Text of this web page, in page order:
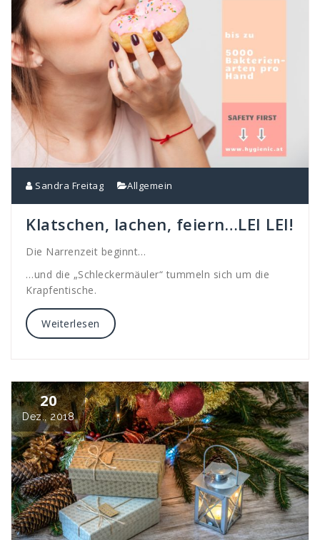
Sandra Freitag Allgemein
Klatschen, lachen, feiern…LEI LEI!
Die Narrenzeit beginnt…
…und die „Schleckermäuler“ tummeln sich um die
Krapfentische.
Weiterlesen
20
Dez., 2018